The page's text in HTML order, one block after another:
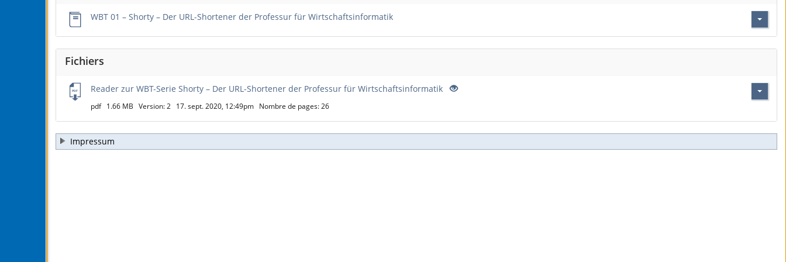
WBT 01 – Shorty – Der URL-Shortener der Professur für Wirtschaftsinformatik
Fichiers
Reader zur WBT-Serie Shorty – Der URL-Shortener der Professur für Wirtschaftsinformatik
pdf 1.66 MB Version: 2 17. sept. 2020, 12:49pm Nombre de pages: 26
Impressum